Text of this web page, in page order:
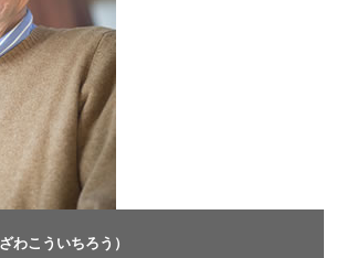
わこういちろう）